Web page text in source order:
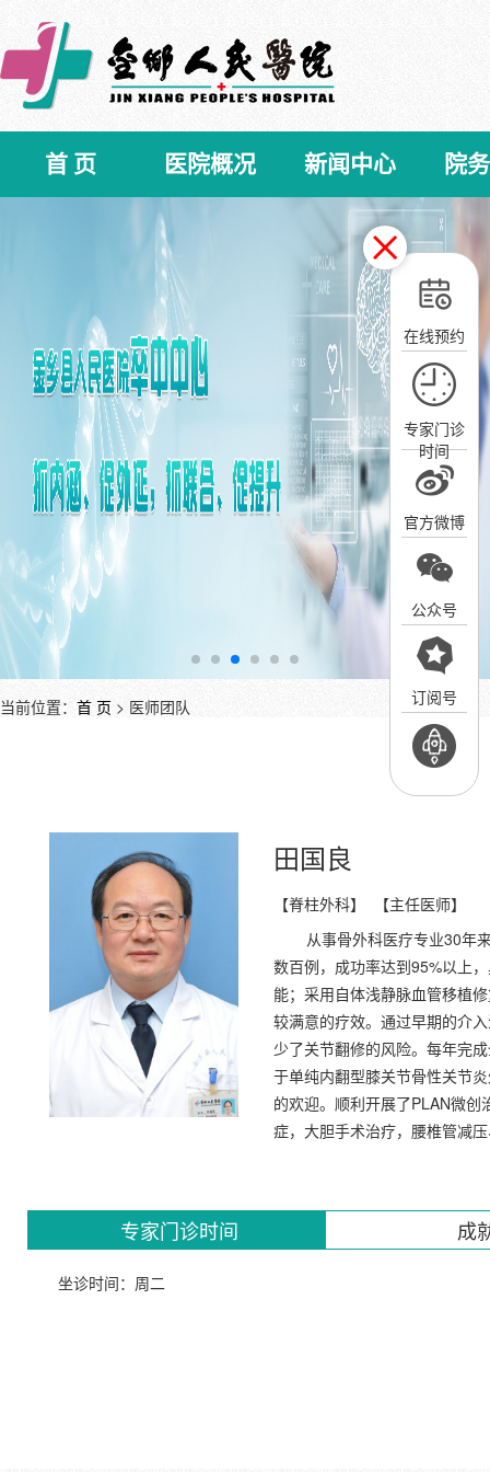
在线预约
专家门诊
时间
官方微博
公众号
订阅号
首 页 医院概况 新闻中心 院
当前位置： 首 页 > 医师团队
田国良
【脊柱外科】 【主任医师】
从事骨外科医疗专业30年
数百例，成功率达到95%以上
能；采用自体浅静脉血管移植
较满意的疗效。通过早期的介
少了关节翻修的风险。每年完
于单纯内翻型膝关节骨性关节
的欢迎。顺利开展了PLAN微
症，大胆手术治疗，腰椎管减
专家门诊时间 成
坐诊时间：周二